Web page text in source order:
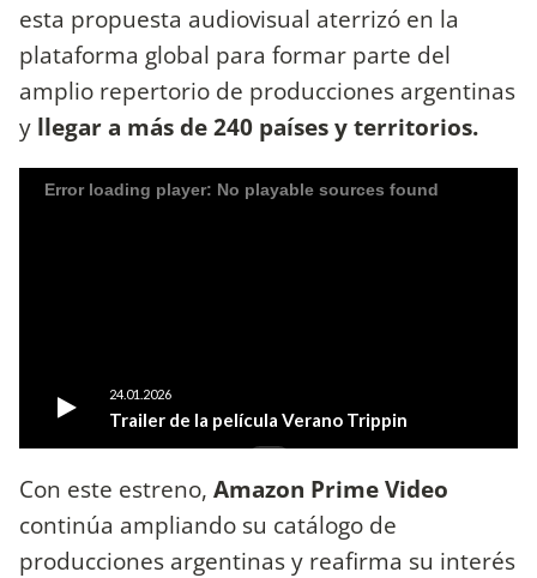
esta propuesta audiovisual aterrizó en la
plataforma global para formar parte del
amplio repertorio de producciones argentinas
y llegar a más de 240 países y territorios.
Con este estreno, Amazon Prime Video
continúa ampliando su catálogo de
producciones argentinas y reafirma su interés